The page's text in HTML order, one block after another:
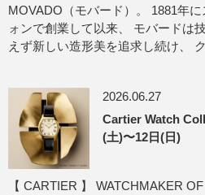
MOVADO（モバード）。 1881年
ォンで創業して以来、 モバードは
えず新しい造形美を追求し続け、
2026.06.27
Cartier Watch
(土)〜12日(日)
【 CARTIER 】 WATCHMAKER